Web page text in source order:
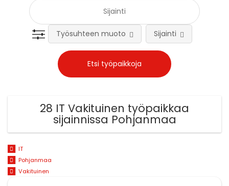
Työsuhteen muoto Sijainti
28 IT Vakituinen työpaikkaa
sijainnissa Pohjanmaa
IT
Pohjanmaa
Vakituinen